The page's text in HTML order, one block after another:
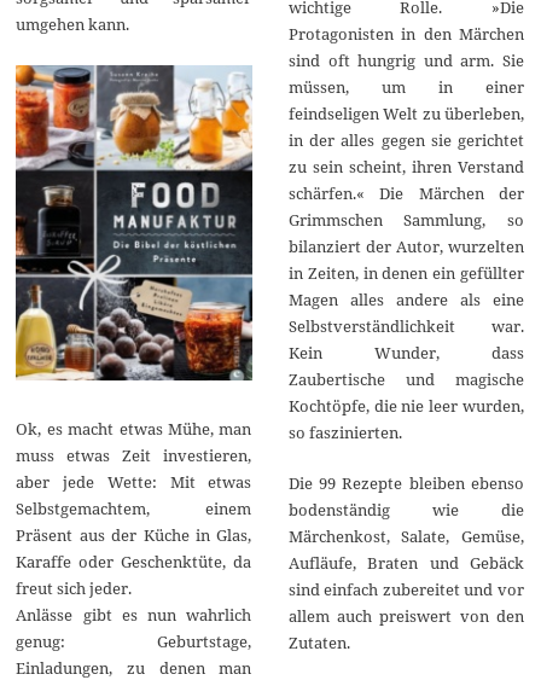
umgehen kann.
Ok, es macht etwas Mühe, man
muss etwas Zeit investieren,
aber jede Wette: Mit etwas
Selbstgemachtem, einem
Präsent aus der Küche in Glas,
Karaffe oder Geschenktüte, da
freut sich jeder.
Anlässe gibt es nun wahrlich
genug: Geburtstage,
Einladungen, zu denen man
wichtige Rolle. »Die
Protagonisten in den Märchen
sind oft hungrig und arm. Sie
müssen, um in einer
feindseligen Welt zu überleben,
in der alles gegen sie gerichtet
zu sein scheint, ihren Verstand
schärfen.« Die Märchen der
Grimmschen Sammlung, so
bilanziert der Autor, wurzelten
in Zeiten, in denen ein gefüllter
Magen alles andere als eine
Selbstverständlichkeit war.
Kein Wunder, dass
Zaubertische und magische
Kochtöpfe, die nie leer wurden,
so faszinierten.
Die 99 Rezepte bleiben ebenso
bodenständig wie die
Märchenkost, Salate, Gemüse,
Aufläufe, Braten und Gebäck
sind einfach zubereitet und vor
allem auch preiswert von den
Zutaten.